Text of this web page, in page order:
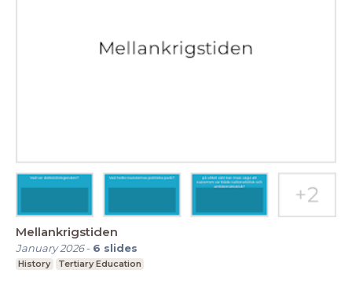
Mellankrigstiden
January 2026- 6 slides
History Tertiary Education